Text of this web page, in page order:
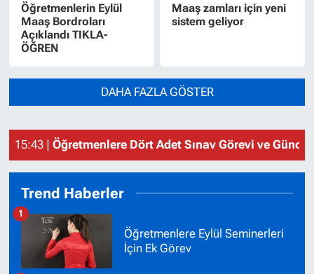
Öğretmenlerin Eylül
Maaş Bordroları
Açıklandı TIKLA-
ÖĞREN
Maaş zamları için yeni
sistem geliyor
DAHA FAZLA GÖSTER
15:43 |Öğretmenlere Dört Adet Sınav Görevi ve
Trend Haberler
Öğretmenlere Eylül Seminerleri
İçin Ek Görev
1